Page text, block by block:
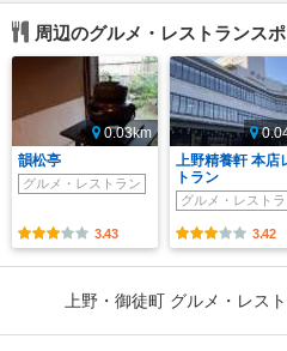
周辺のグルメ・レストランスポ
0.03km
韻松亭
グルメ・レストラン
3.43
上野精養軒 本店
トラン
グルメ・レストラ
3.42
上野・御徒町 グルメ・レス